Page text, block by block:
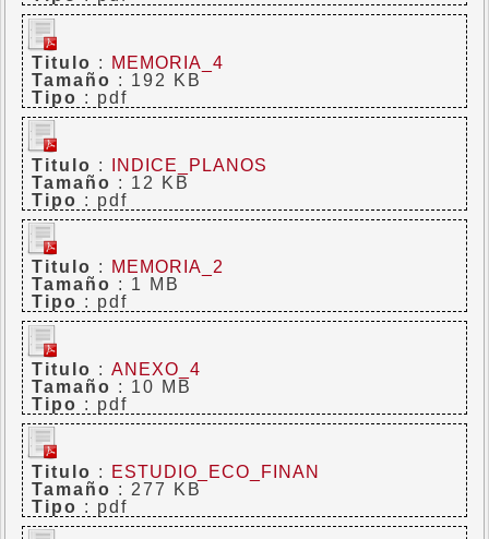
Titulo :
MEMORIA_4
Tamaño : 192 KB
Tipo : pdf
Titulo :
INDICE_PLANOS
Tamaño : 12 KB
Tipo : pdf
Titulo :
MEMORIA_2
Tamaño : 1 MB
Tipo : pdf
Titulo :ANEXO_4
Tamaño : 10 MB
Tipo : pdf
Titulo :
ESTUDIO_ECO_FINAN
Tamaño : 277 KB
Tipo : pdf